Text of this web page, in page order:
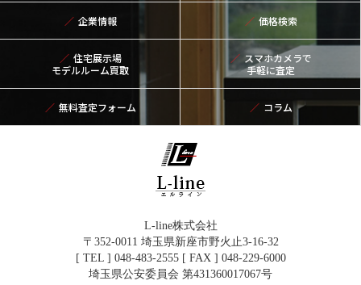
企業情報 価格検索
住宅展示場
モデルルーム買取
スマホカメラで
手軽に査定
無料査定フォーム コラム
L-line株式会社
〒352-0011 埼玉県新座市野火止3-16-32
[ TEL ] 048-483-2555 [ FAX ] 048-229-6000
埼玉県公安委員会 第431360017067号